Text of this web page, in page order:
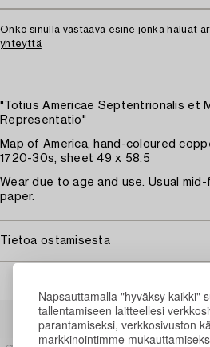
Napsauttamalla "hyväksy kaikki"
tallentamiseen laitteellesi
parantamiseksi, verkkosivuston
markkinointimme
Onko sinulla vastaava esine jonka haluat
yhteyttä
"Totius Americae Septentrionalis et
Representatio"
Map of America, hand-coloured
1720-30s, sheet 49 x 58.5
Wear due to age and use. Usual
paper.
Tietoa ostamisesta
Muiden